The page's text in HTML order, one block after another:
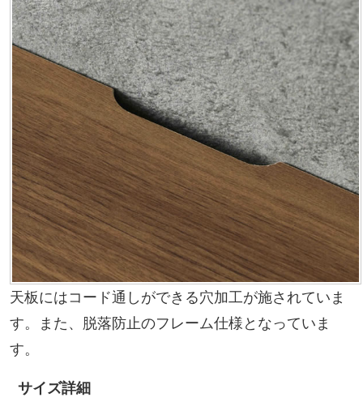
天板にはコード通しができる穴加工が施されていま
す。また、脱落防止のフレーム仕様となっていま
す。
サイズ詳細